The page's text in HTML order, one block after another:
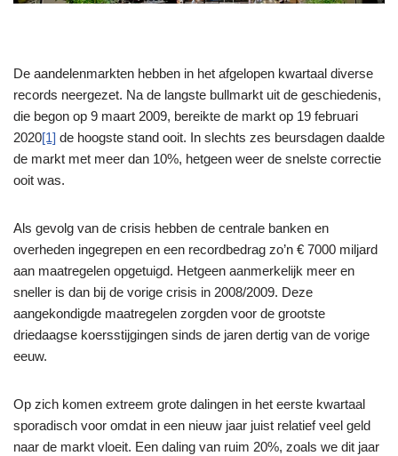
De aandelenmarkten hebben in het afgelopen kwartaal diverse
records neergezet. Na de langste bullmarkt uit de geschiedenis,
die begon op 9 maart 2009, bereikte de markt op 19 februari
2020[1] de hoogste stand ooit. In slechts zes beursdagen daalde
de markt met meer dan 10%, hetgeen weer de snelste correctie
ooit was.
Als gevolg van de crisis hebben de centrale banken en
overheden ingegrepen en een recordbedrag zo’n € 7000 miljard
aan maatregelen opgetuigd. Hetgeen aanmerkelijk meer en
sneller is dan bij de vorige crisis in 2008/2009. Deze
aangekondigde maatregelen zorgden voor de grootste
driedaagse koersstijgingen sinds de jaren dertig van de vorige
eeuw.
Op zich komen extreem grote dalingen in het eerste kwartaal
sporadisch voor omdat in een nieuw jaar juist relatief veel geld
naar de markt vloeit. Een daling van ruim 20%, zoals we dit jaar